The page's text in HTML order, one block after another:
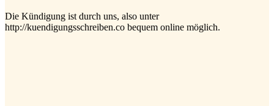
Die Kündigung ist durch uns, also unter
http://kuendigungsschreiben.co bequem online möglich.